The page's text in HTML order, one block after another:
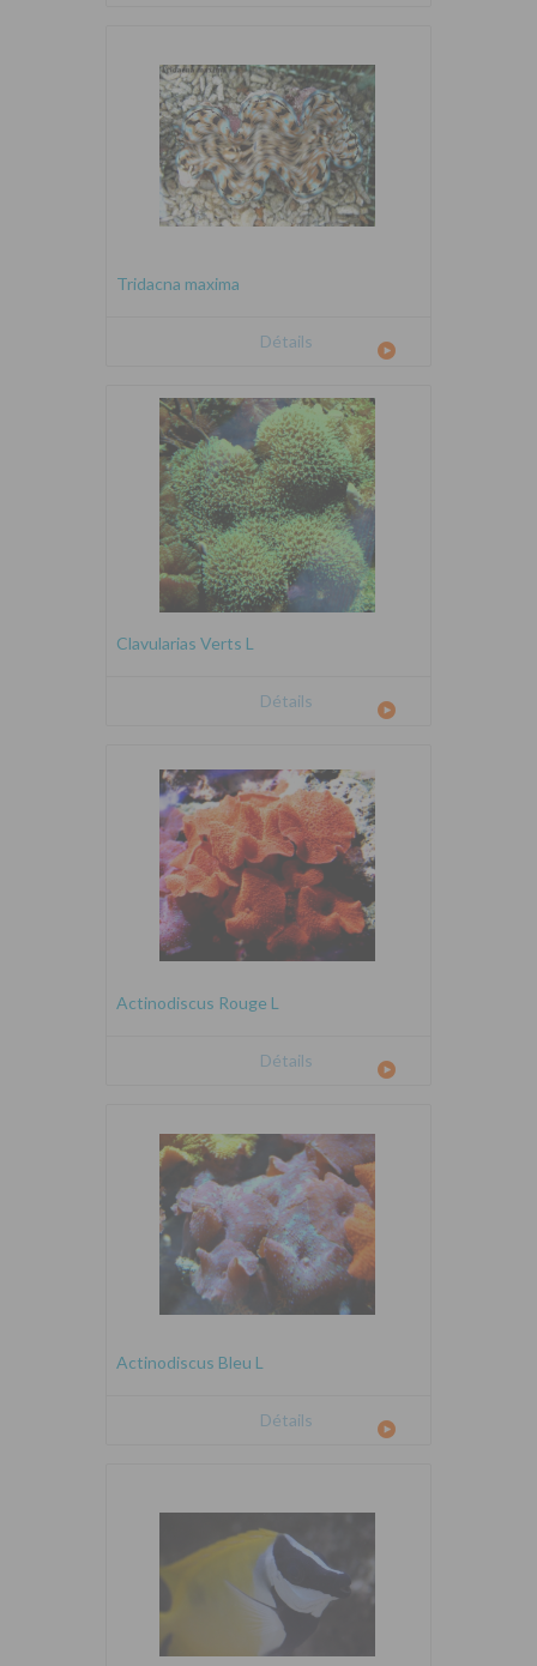
Tridacna maxima
Détails
Clavularias Verts L
Détails
Actinodiscus Rouge L
Détails
Actinodiscus Bleu L
Détails